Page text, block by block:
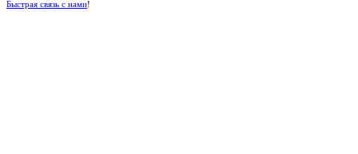
Быстрая связь с нами!